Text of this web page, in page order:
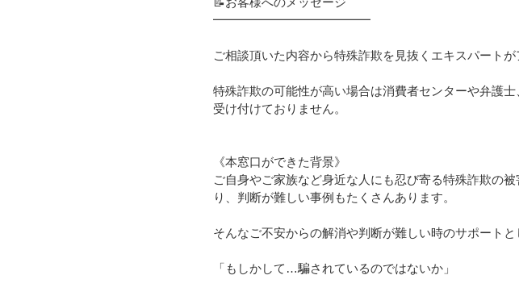
━━━━━━━━━━━━━
ご相談頂いた内容から特殊詐欺を見抜くエキスパートが
特殊詐欺の可能性が高い場合は消費者センターや弁護
受け付けておりません。
《本窓口ができた背景》
ご自身やご家族など身近な人にも忍び寄る特殊詐欺の
り、判断が難しい事例もたくさんあります。
そんなご不安からの解消や判断が難しい時のサポートと
「もしかして…騙されているのではないか」